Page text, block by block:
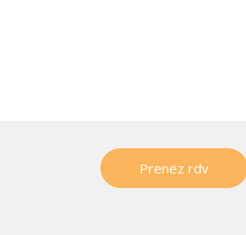
Prenez rdv